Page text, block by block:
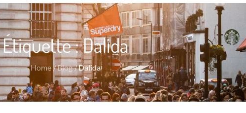
Étiquette :Dalida
Home Blog Dalida